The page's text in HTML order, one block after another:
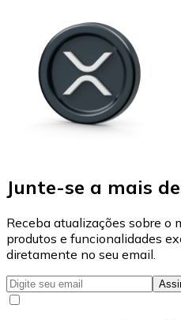
Junte-se a mais
Receba atualizações sobre o
produtos e funcionalidades
diretamente no seu email.